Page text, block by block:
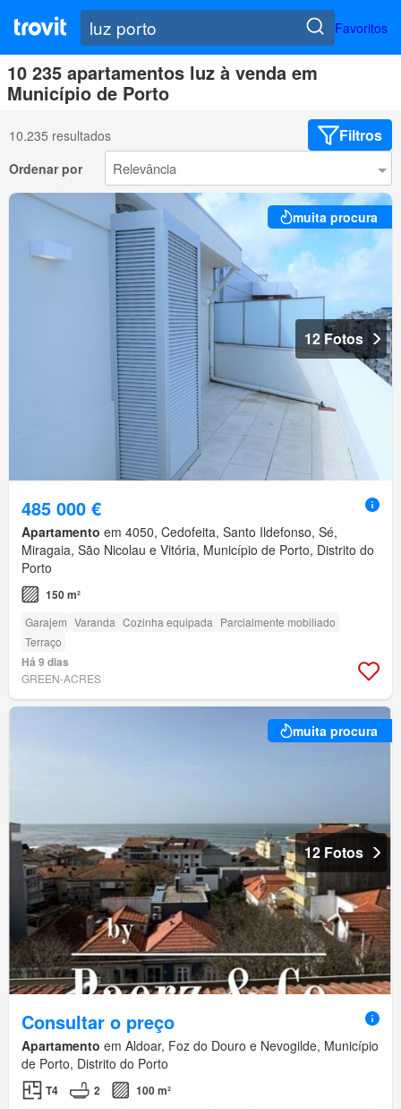
Favoritos
10 235 apartamentos luz à venda em
Município de Porto
10.235 resultados Filtros
Ordenar por
muita procura
12 Fotos
485 000 €
Apartamento em 4050, Cedofeita, Santo Ildefonso, Sé,
Miragaia, São Nicolau e Vitória, Município de Porto, Distrito do
Porto
150 m²
Garajem Varanda Cozinha equipada Parcialmente mobiliado
Terraço
Há 9 dias
GREEN-ACRES
muita procura
12 Fotos
Consultar o preço
Apartamento em Aldoar, Foz do Douro e Nevogilde, Município
de Porto, Distrito do Porto
T4 2 100 m²